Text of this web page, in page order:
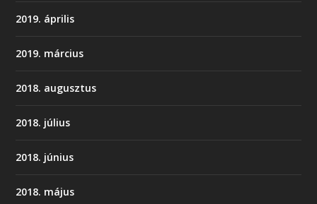
2019. április
2019. március
2018. augusztus
2018. július
2018. június
2018. május